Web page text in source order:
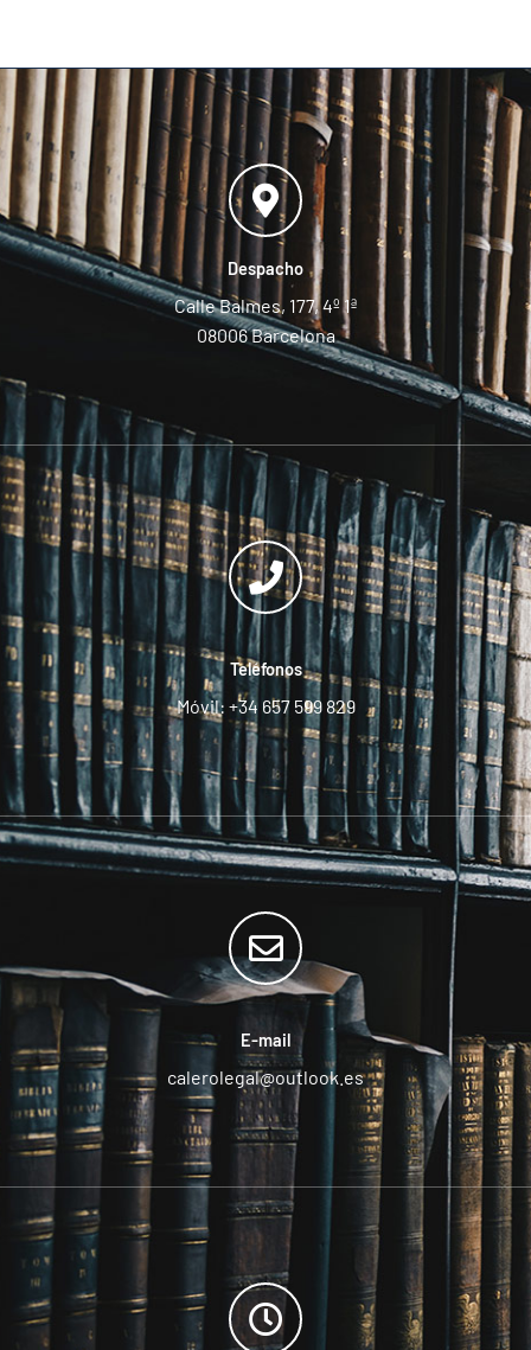
Despacho
Calle Balmes, 177, 4º 1ª
08006 Barcelona
Teléfonos
Móvil: +34 657 599 829
E-mail
calerolegal@outlook.es